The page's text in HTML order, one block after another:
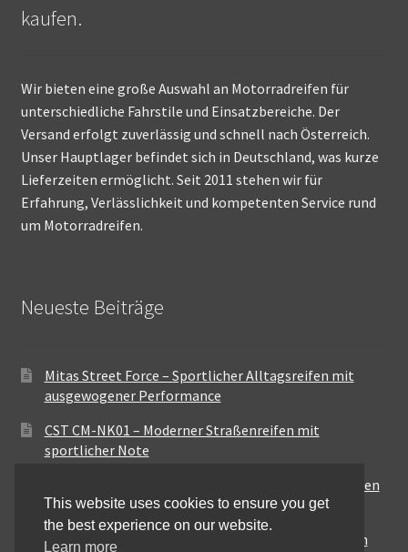
kaufen.
Wir bieten eine große Auswahl an Motorradreifen für
unterschiedliche Fahrstile und Einsatzbereiche. Der
Versand erfolgt zuverlässig und schnell nach Österreich.
Unser Hauptlager befindet sich in Deutschland, was kurze
Lieferzeiten ermöglicht. Seit 2011 stehen wir für
Erfahrung, Verlässlichkeit und kompetenten Service rund
um Motorradreifen.
Neueste Beiträge
Mitas Street Force – Sportlicher Alltagsreifen mit
ausgewogener Performance
CST CM-NK01 – Moderner Straßenreifen mit
sportlicher Note
Maxxis MA-ST3 – Ausgewogener Sport-Touring-Reifen
für vielseitige Einsätze
Pirelli City Demon – Zuverlässigkeit für den urbanen
This website uses cookies to ensure you get
the best experience on our website.
Learn more